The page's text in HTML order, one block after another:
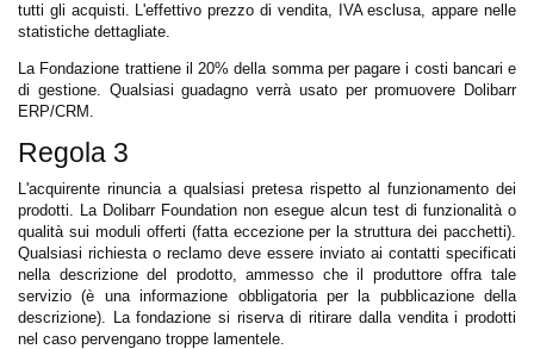
tutti gli acquisti. L'effettivo prezzo di vendita, IVA esclusa, appare nelle
statistiche dettagliate.
La Fondazione trattiene il 20% della somma per pagare i costi bancari e
di gestione. Qualsiasi guadagno verrà usato per promuovere Dolibarr
ERP/CRM.
Regola 3
L'acquirente rinuncia a qualsiasi pretesa rispetto al funzionamento dei
prodotti. La Dolibarr Foundation non esegue alcun test di funzionalità o
qualità sui moduli offerti (fatta eccezione per la struttura dei pacchetti).
Qualsiasi richiesta o reclamo deve essere inviato ai contatti specificati
nella descrizione del prodotto, ammesso che il produttore offra tale
servizio (è una informazione obbligatoria per la pubblicazione della
descrizione). La fondazione si riserva di ritirare dalla vendita i prodotti
nel caso pervengano troppe lamentele.